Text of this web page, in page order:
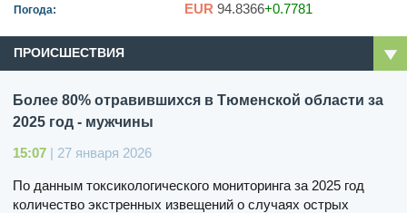
Погода:
EUR 94.8366+0.7781
ПРОИСШЕСТВИЯ
Более 80% отравившихся в Тюменской области за
2025 год - мужчины
15:07 | 27 января 2026
По данным токсикологического мониторинга за 2025 год
количество экстренных извещений о случаях острых